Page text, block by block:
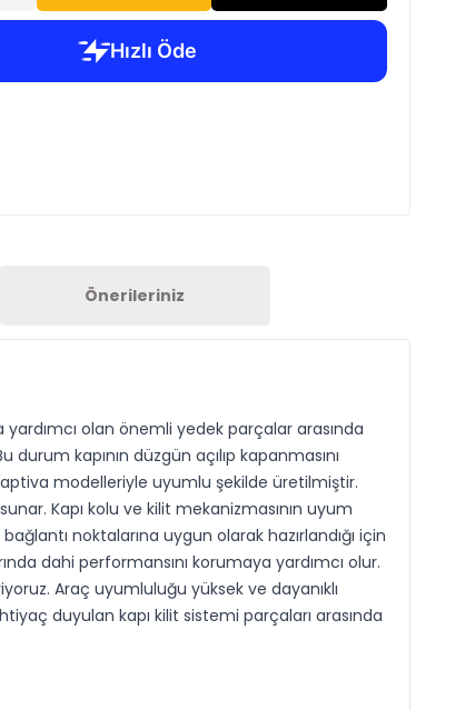
Önerileriniz
yardımcı olan önemli yedek parçalar arasında
kapının düzgün açılıp kapanmasını
modelleriyle uyumlu şekilde üretilmiştir.
Kapı kolu ve kilit mekanizmasının uyum
noktalarına uygun olarak hazırlandığı için
dahi performansını korumaya yardımcı olur.
Araç uyumluluğu yüksek ve dayanıklı
duyulan kapı kilit sistemi parçaları arasında